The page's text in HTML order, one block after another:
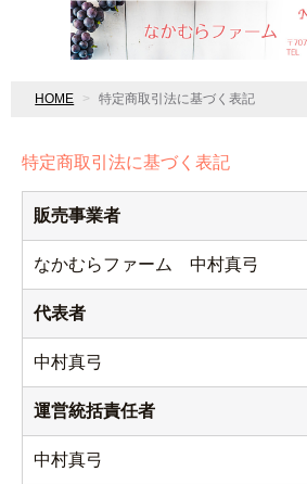
HOME 特定商取引法に基づく表記
特定商取引法に基づく表記
販売事業者
なかむらファーム 中村真弓
代表者
中村真弓
運営統括責任者
中村真弓